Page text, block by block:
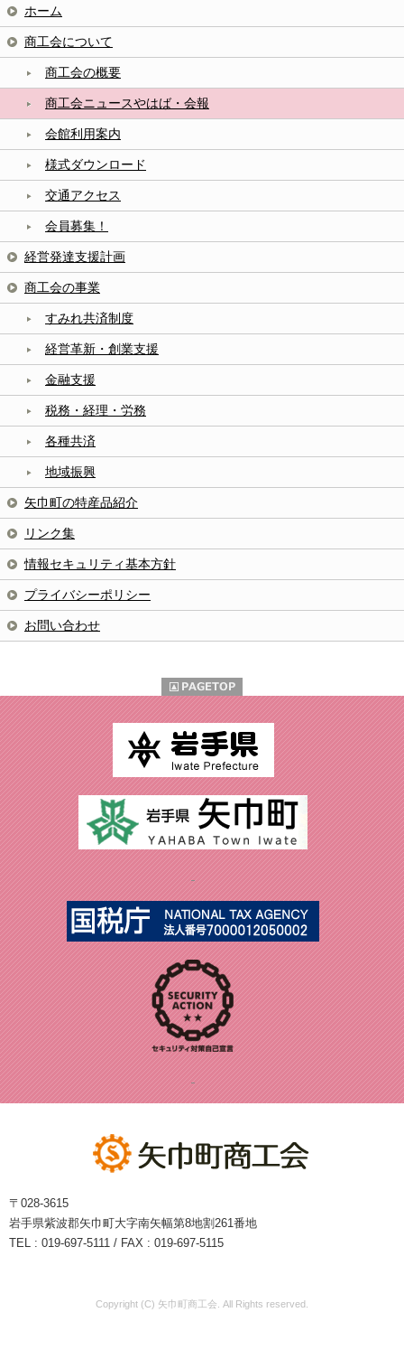
ホーム
商工会について
商工会の概要
商工会ニュースやはば・会報
会館利用案内
様式ダウンロード
交通アクセス
会員募集！
経営発達支援計画
商工会の事業
すみれ共済制度
経営革新・創業支援
金融支援
税務・経理・労務
各種共済
地域振興
矢巾町の特産品紹介
リンク集
情報セキュリティ基本方針
プライバシーポリシー
お問い合わせ
〒028-3615
岩手県紫波郡矢巾町大字南矢幅第8地割261番地
TEL : 019-697-5111 / FAX : 019-697-5115
Copyright (C) 矢巾町商工会. All Rights reserved.